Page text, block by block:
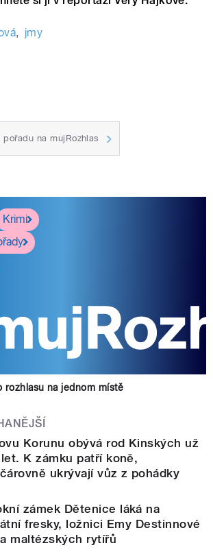
, jmy
na mujRozhlas
Krimi
rozhlasu na jednom místě
Korunu obývá rod Kinských už
K zámku patří koně,
ukrývají vůz z pohádky
zámek Dětenice láká na
fresky, ložnici Emy Destinnové
maltézských rytířů